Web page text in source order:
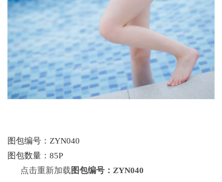
图包编号：ZYN040
图包数量：85P
点击重新加载 图包编号：ZYN040